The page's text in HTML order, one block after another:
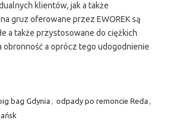
klientów, jak a także
gruz oferowane przez EWOREK są
a także przystosowane do ciężkich
obronność a oprócz tego udogodnienie
bag Gdynia , odpady po remoncie Reda ,